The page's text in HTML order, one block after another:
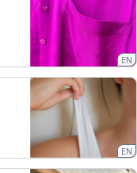
EN
EN